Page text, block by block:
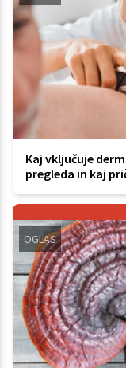
Kaj vključuje
pregleda in kaj
OGLAS